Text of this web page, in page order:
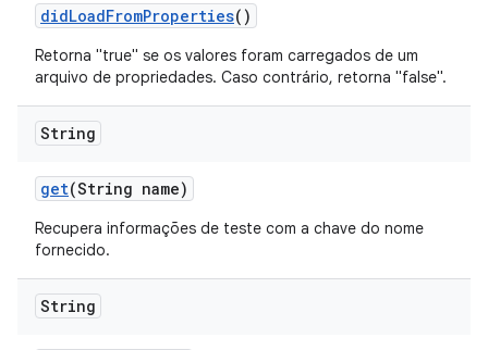
didLoadFromProperties()
Retorna "true" se os valores foram carregados de um
arquivo de propriedades. Caso contrário, retorna "false".
String
get(String name)
Recupera informações de teste com a chave do nome
fornecido.
String